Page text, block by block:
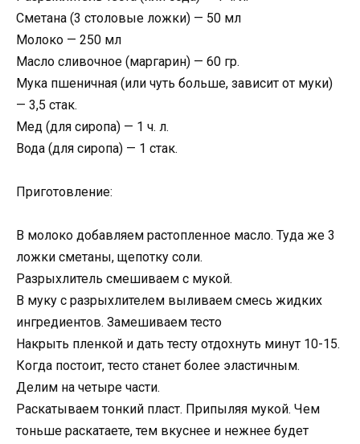
Сметана (3 столовые ложки) — 50 мл
Молоко — 250 мл
Масло сливочное (маргарин) — 60 гр.
Мука пшеничная (или чуть больше, зависит от муки)
— 3,5 стак.
Мед (для сиропа) — 1 ч. л.
Вода (для сиропа) — 1 стак.
Приготовление:
В молоко добавляем растопленное масло. Туда же 3
ложки сметаны, щепотку соли.
Разрыхлитель смешиваем с мукой.
В муку с разрыхлителем выливаем смесь жидких
ингредиентов. Замешиваем тесто
Накрыть пленкой и дать тесту отдохнуть минут 10-15.
Когда постоит, тесто станет более эластичным.
Делим на четыре части.
Раскатываем тонкий пласт. Припыляя мукой. Чем
тоньше раскатаете, тем вкуснее и нежнее будет